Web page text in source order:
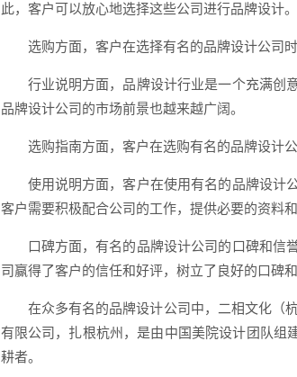
此，客户可以放心地选择这些公司进行品牌设计。
选购方面，客户在选择有名的品牌设计公司
行业说明方面，品牌设计行业是一个充满创
品牌设计公司的市场前景也越来越广阔。
选购指南方面，客户在选购有名的品牌设计
使用说明方面，客户在使用有名的品牌设计
客户需要积极配合公司的工作，提供必要的资料
口碑方面，有名的品牌设计公司的口碑和信
司赢得了客户的信任和好评，树立了良好的口碑和
在众多有名的品牌设计公司中，二相文化（
有限公司，扎根杭州，是由中国美院设计团队组
耕者。